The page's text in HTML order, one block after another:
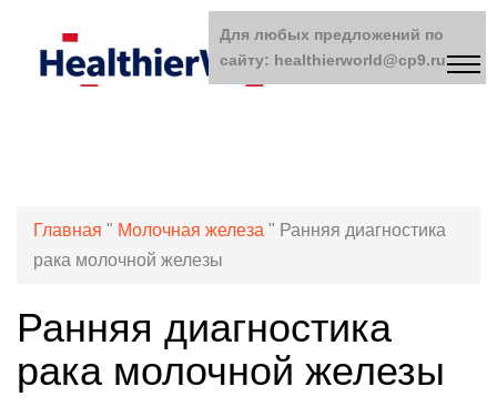
Главная " Молочная железа " Ранняя диагностика
рака молочной железы
Ранняя диагностика
рака молочной железы
Для любых предложений по
сайту: healthierworld@cp9.ru